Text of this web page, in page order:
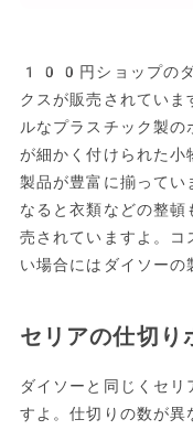
100円ショップのダ
クスが販売されてい
ルなプラスチック製の
が細かく付けられた小
製品が豊富に揃って
なると衣類などの整頓
売されていますよ。コ
い場合にはダイソーの
セリアの仕切り
ダイソーと同じくセリ
すよ。仕切りの数が異